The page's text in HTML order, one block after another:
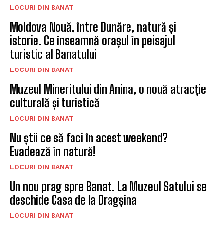
LOCURI DIN BANAT
Moldova Nouă, între Dunăre, natură și
istorie. Ce înseamnă orașul în peisajul
turistic al Banatului
LOCURI DIN BANAT
Muzeul Mineritului din Anina, o nouă atracție
culturală și turistică
LOCURI DIN BANAT
Nu știi ce să faci în acest weekend?
Evadează în natură!
LOCURI DIN BANAT
Un nou prag spre Banat. La Muzeul Satului se
deschide Casa de la Dragșina
LOCURI DIN BANAT